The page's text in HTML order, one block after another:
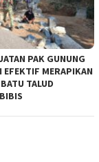
PAK GUNUNG
EFEKTIF MERAPIKAN
TALUD